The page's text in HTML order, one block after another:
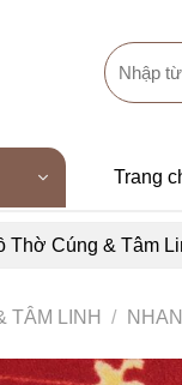
Search
for:
Trang
Thờ Cúng & Tâm
TÂM LINH /